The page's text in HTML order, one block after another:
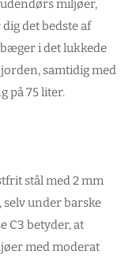
miljøer,
det bedste af
i det lukkede
samtidig med
på 75 liter.
stål med 2 mm
under barske
C3 betyder, at
med moderat